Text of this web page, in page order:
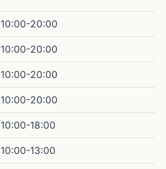
10:00-20:00
10:00-20:00
10:00-20:00
10:00-20:00
10:00-18:00
10:00-13:00